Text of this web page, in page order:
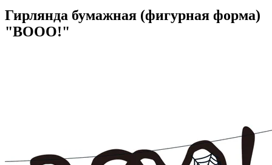
Гирлянда бумажная (фигурная форма)
"BOOO!"